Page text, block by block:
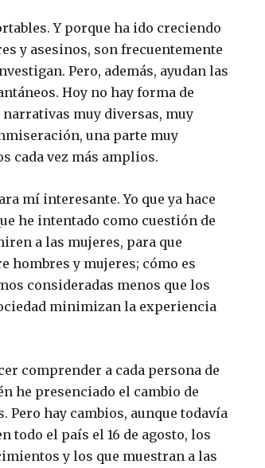
Y porque ha ido creciendo
y asesinos, son frecuentemente
Pero, además, ayudan las
Hoy no hay forma de
muy diversas, muy
una parte muy
cada vez más amplios.
mí interesante. Yo que ya hace
he intentado como cuestión de
a las mujeres, para que
hombres y mujeres; cómo es
consideradas menos que los
minimizan la experiencia
comprender a cada persona de
he presenciado el cambio de
Pero hay cambios, aunque todavía
todo el país el 16 de agosto, los
y los que muestran a las